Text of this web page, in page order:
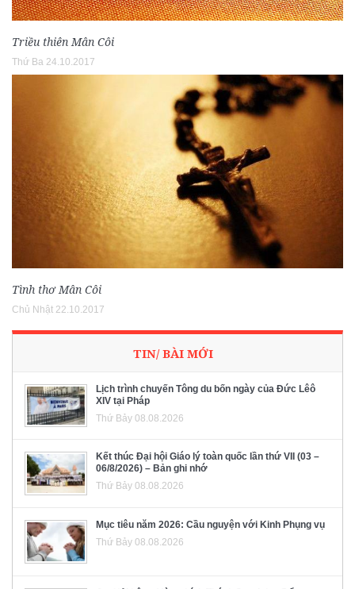
Triều thiên Mân Côi
Thứ Ba 24.10.2017
Tình thơ Mân Côi
Chủ Nhật 22.10.2017
TIN/ BÀI MỚI
Lịch trình chuyến Tông du bốn ngày của Đức Lêô
XIV tại Pháp
Thứ Bảy 08.08.2026
Kết thúc Đại hội Giáo lý toàn quốc lần thứ VII (03 –
06/8/2026) – Bản ghi nhớ
Thứ Bảy 08.08.2026
Mục tiêu năm 2026: Cầu nguyện với Kinh Phụng vụ
Thứ Bảy 08.08.2026